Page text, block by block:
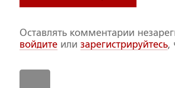
Оставлять комментарии
войдите или зарегистрируйтесь,